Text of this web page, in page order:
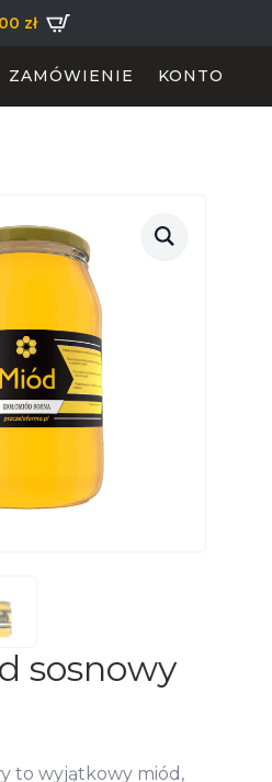
zł
ZAMÓWIENIE KONTO
sosnowy
to wyjątkowy miód,